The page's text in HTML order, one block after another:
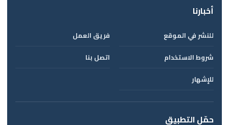
أخبارنا
للنشر في الموقع
فريق العمل
شروط الاستخدام
اتصل بنا
للإشهار
حمّل التطبيق